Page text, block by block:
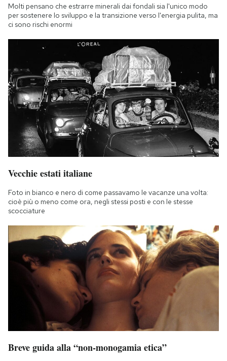
Molti pensano che estrarre minerali dai fondali sia l'unico modo
per sostenere lo sviluppo e la transizione verso l'energia pulita, ma
ci sono rischi enormi
Vecchie estati italiane
Foto in bianco e nero di come passavamo le vacanze una volta:
cioè più o meno come ora, negli stessi posti e con le stesse
scocciature
Breve guida alla “non-monogamia etica”